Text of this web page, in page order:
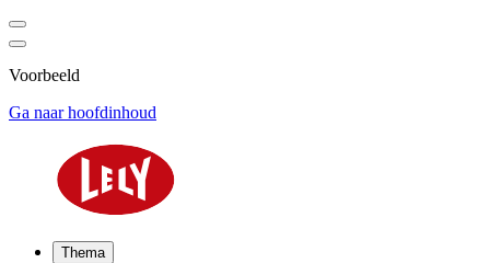
Voorbeeld
Ga naar hoofdinhoud
Thema